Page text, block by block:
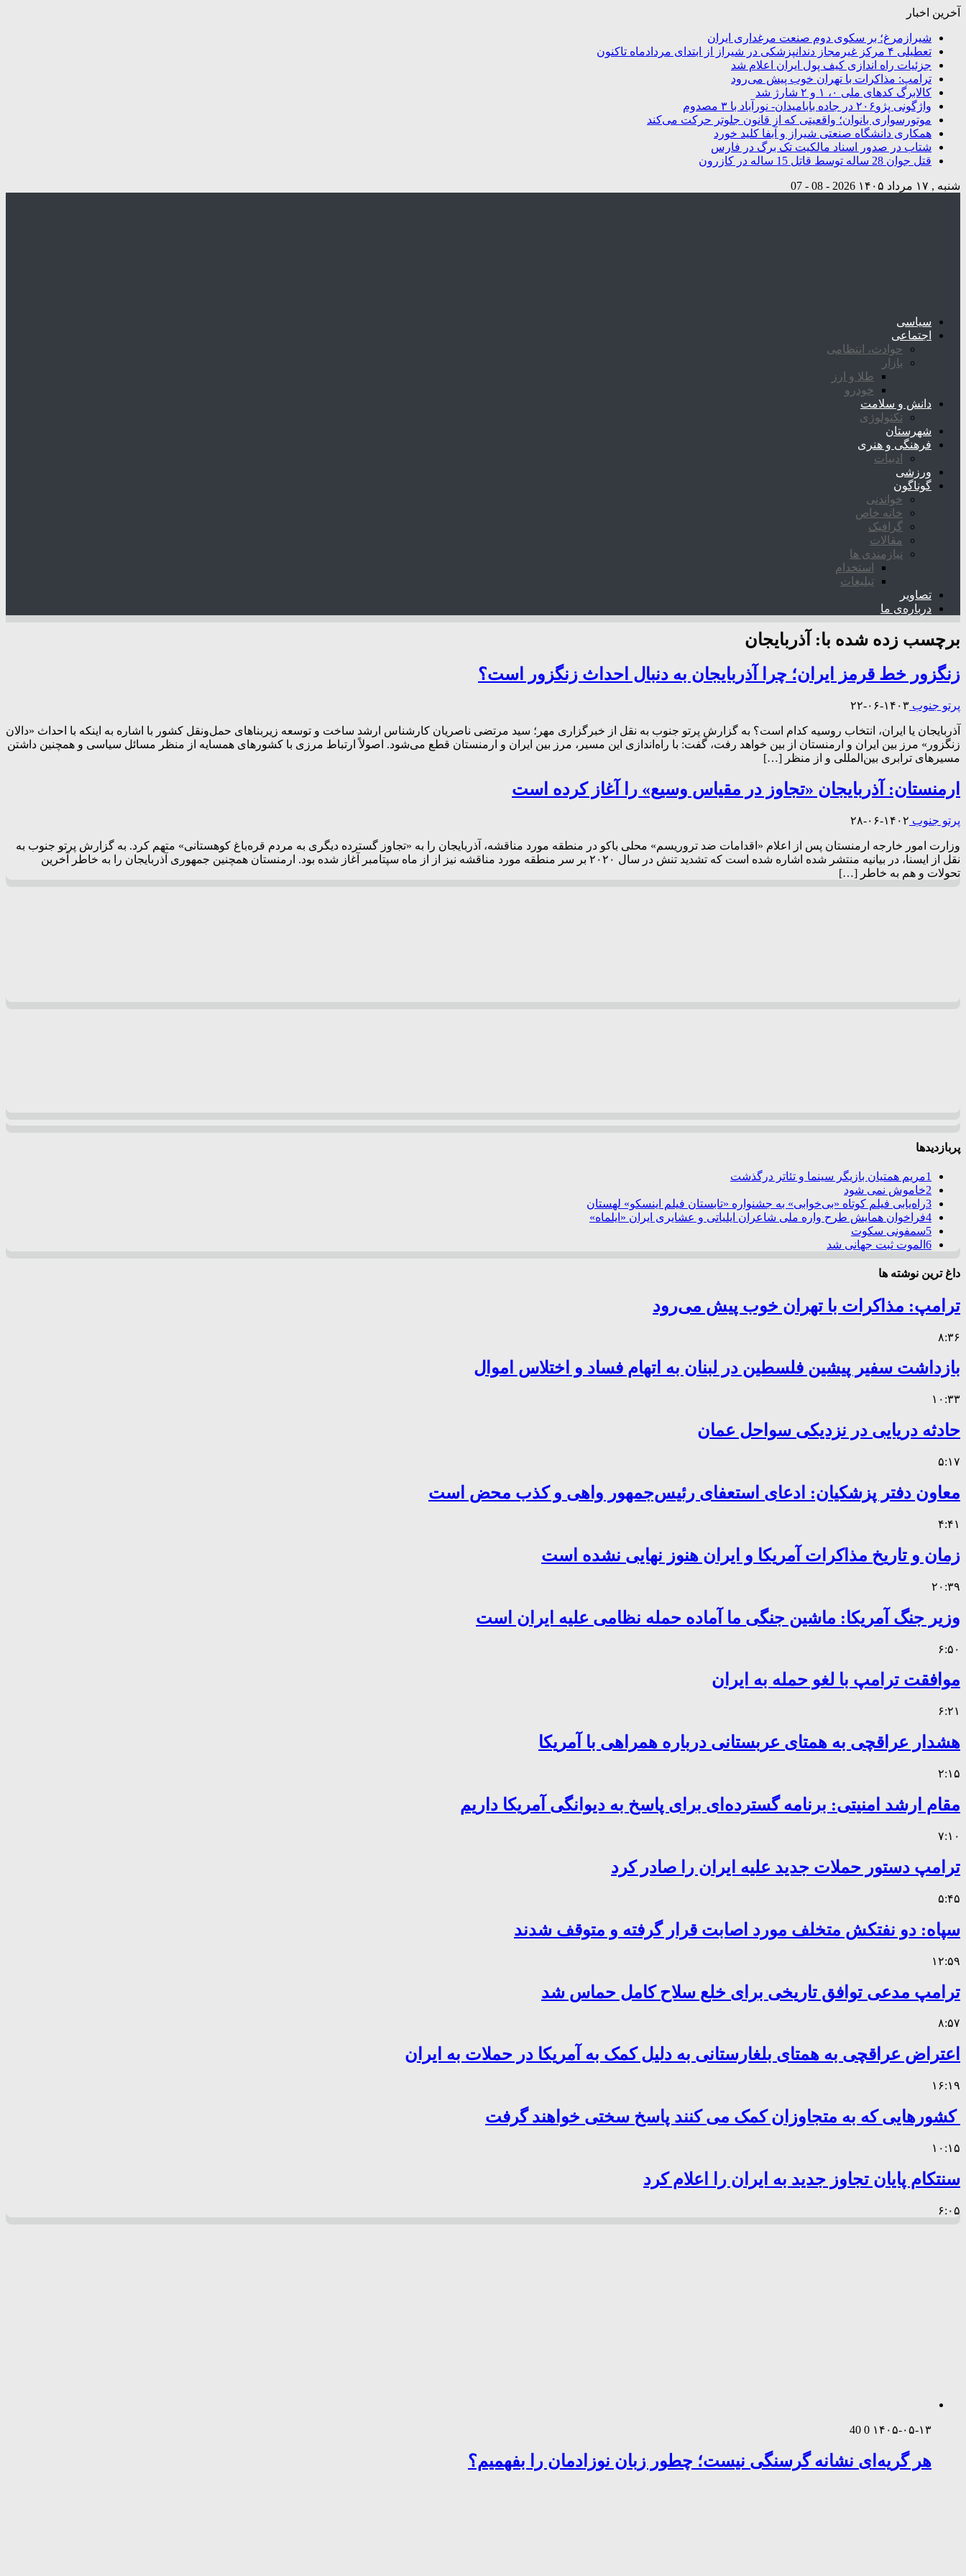
آخرین اخبار
شیرازمرغ؛ بر سکوی دوم صنعت مرغداری ایران
تعطیلی ۴ مرکز غیرمجاز دندانپزشکی در شیراز از ابتدای مردادماه تاکنون
جزئیات راه اندازی کیف پول ایران اعلام شد
ترامپ: مذاکرات با تهران خوب پیش می‌رود
کالابرگ کدهای ملی ۰، ۱ و ۲ شارژ شد
واژگونی پژو۲۰۶ در جاده بابامیدان- نورآباد با ۳ مصدوم
موتورسواری بانوان؛ واقعیتی که از قانون جلوتر حرکت می‌کند
همکاری دانشگاه صنعتی شیراز و آبفا کلید خورد
شتاب در صدور اسناد مالکیت تک برگ در فارس
قتل جوان 28 ساله توسط قاتل 15 ساله در کازرون
شنبه , ۱۷ مرداد ۱۴۰۵ 2026 - 08 - 07
سیاسی
اجتماعی
حوادث، انتظامی
بازار
طلا و ارز
خودرو
دانش و سلامت
تکنولوژی
شهرستان
فرهنگی و هنری
ادبیات
ورزشی
گوناگون
خواندنی
خانه خاص
گرافیک
مقالات
نیازمندی ها
استخدام
تبلیغات
تصاویر
درباره‌ی ما
برچسب زده شده با: آذربایجان
زنگزور خط قرمز ایران؛ چرا آذربایجان به دنبال احداث زنگزور است؟
پرتو جنوب ۱۴۰۳-۰۶-۲۲
آذربایجان یا ایران، انتخاب روسیه کدام است؟ به گزارش پرتو جنوب به نقل از خبرگزاری مهر؛ سید مرتضی ناصریان کارشناس ارشد ساخت و توسعه زیربناهای حمل‌ونقل کشور با اشاره به اینکه با احداث «دالان
زنگزور» مرز بین ایران و ارمنستان از بین خواهد رفت، گفت: با راه‌اندازی این مسیر، مرز بین ایران و ارمنستان قطع می‌شود. اصولاً ارتباط مرزی با کشورهای همسایه از منظر مسائل سیاسی و همچنین داشتن
مسیرهای ترابری بین‌المللی و از منظر […]
ارمنستان: آذربایجان «تجاوز در مقیاس وسیع» را آغاز کرده است
پرتو جنوب ۱۴۰۲-۰۶-۲۸
وزارت امور خارجه ارمنستان پس از اعلام «اقدامات ضد تروریسم» محلی باکو در منطقه مورد مناقشه، آذربایجان را به «تجاوز گسترده دیگری به مردم قره‌باغ کوهستانی» متهم کرد. به گزارش پرتو جنوب به
نقل از ایسنا، در بیانیه منتشر شده اشاره شده است که تشدید تنش در سال ۲۰۲۰ بر سر منطقه مورد مناقشه نیز از از ماه سپتامبر آغاز شده بود. ارمنستان همچنین جمهوری آذربایجان را به خاطر آخرین
تحولات و هم به خاطر […]
پربازدیدها
1مریم همتیان بازیگر سینما و تئاتر درگذشت
2خاموش نمی شود
3راه‌یابی فیلم کوتاه «بی‌خوابی» به جشنواره «تابستان فیلم اینسکو» لهستان
4فراخوان همایش طرح واره ملی شاعران ایلیاتی و عشایری ایران «ایلماه»
5سمفونی سکوت
6 الموت ثبت جهانی شد
داغ ترین نوشته ها
ترامپ: مذاکرات با تهران خوب پیش می‌رود
۸:۳۶
بازداشت سفیر پیشین فلسطین در لبنان به اتهام فساد و اختلاس اموال
۱۰:۳۳
حادثه دریایی در نزدیکی سواحل عمان
۵:۱۷
معاون دفتر پزشکیان: ادعای استعفای رئیس‌جمهور واهی و کذب محض است
۴:۴۱
زمان و تاریخ مذاکرات آمریکا و ایران هنوز نهایی نشده است
۲۰:۳۹
وزیر جنگ آمریکا: ماشین جنگی ما آماده حمله نظامی علیه ایران است
۶:۵۰
موافقت ترامپ با لغو حمله به ایران
۶:۲۱
هشدار عراقچی به همتای عربستانی درباره همراهی با آمریکا
۲:۱۵
مقام ارشد امنیتی: برنامه گسترده‌ای برای پاسخ به دیوانگی آمریکا داریم
۷:۱۰
ترامپ دستور حملات جدید علیه ایران را صادر کرد
۵:۴۵
سپاه: دو نفتکش متخلف مورد اصابت قرار گرفته و متوقف شدند
۱۲:۵۹
ترامپ مدعی توافق تاریخی برای خلع سلاح کامل حماس شد
۸:۵۷
اعتراض عراقچی به همتای بلغارستانی به دلیل کمک به آمریکا در حملات به ایران
۱۶:۱۹
کشورهایی که به متجاوزان کمک می کنند پاسخ سختی خواهند گرفت
۱۰:۱۵
سنتکام پایان تجاوز جدید به ایران را اعلام کرد
۶:۰۵
۱۴۰۵-۰۵-۱۳ 0
40
هر گریه‌ای نشانه گرسنگی نیست؛ چطور زبان نوزادمان را بفهمیم؟